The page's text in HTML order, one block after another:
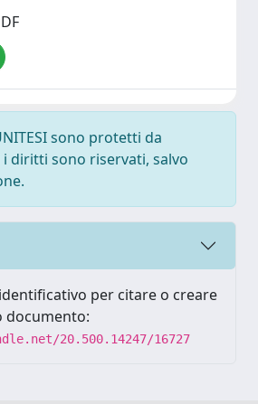
sono protetti da
diritti sono riservati, salvo
per citare o creare
documento:
20.500.14247/16727